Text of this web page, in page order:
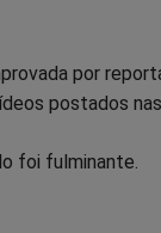
por
postados
foi fulminante.